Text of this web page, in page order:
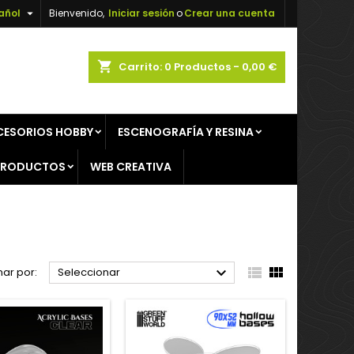
Bienvenido, Iniciar sesiónoCrear una cuenta

shopping_cart Carrito: 0 Productos - 0,00 €
HOBBY ESCENOGRAFÍA Y RESINA
WEB CREATIVA
por: Seleccionar   